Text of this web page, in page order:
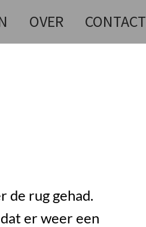
OVER CONTACT
de rug gehad.
er weer een